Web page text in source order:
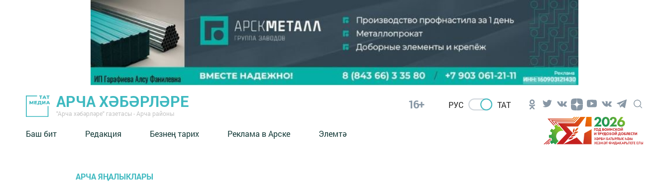
АРЧА ХӘБӘРЛӘРЕ
"Арча хәбәрләре" газетасы - Арча районы
16+ РУС ТАТ
Баш бит Редакция Безнең тарих Реклама в Арске Элемтә
АРЧА ЯҢАЛЫКЛАРЫ